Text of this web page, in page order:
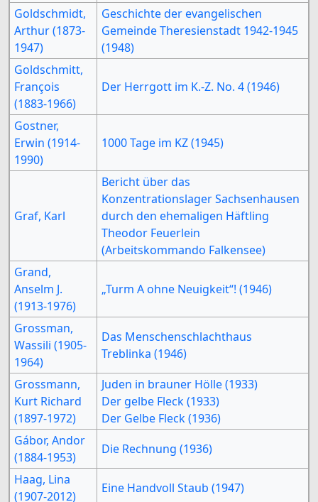
Goldschmidt,
Arthur (1873-
1947)
Geschichte der evangelischen
Gemeinde Theresienstadt 1942-1945
(1948)
Goldschmitt,
François
(1883-1966)
Der Herrgott im K.-Z. No. 4 (1946)
Gostner,
Erwin (1914-
1990)
1000 Tage im KZ (1945)
Graf, Karl
Bericht über das
Konzentrationslager Sachsenhausen
durch den ehemaligen Häftling
Theodor Feuerlein
(Arbeitskommando Falkensee)
Grand,
Anselm J.
(1913-1976)
„Turm A ohne Neuigkeit“! (1946)
Grossman,
Wassili (1905-
1964)
Das Menschenschlachthaus
Treblinka (1946)
Grossmann,
Kurt Richard
(1897-1972)
Juden in brauner Hölle (1933)
Der gelbe Fleck (1933)
Der Gelbe Fleck (1936)
Gábor, Andor
(1884-1953)
Die Rechnung (1936)
Haag, Lina
(1907-2012)
Eine Handvoll Staub (1947)